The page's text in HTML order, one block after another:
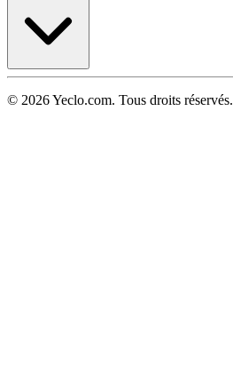
© 2026 Yeclo.com. Tous droits réservés.